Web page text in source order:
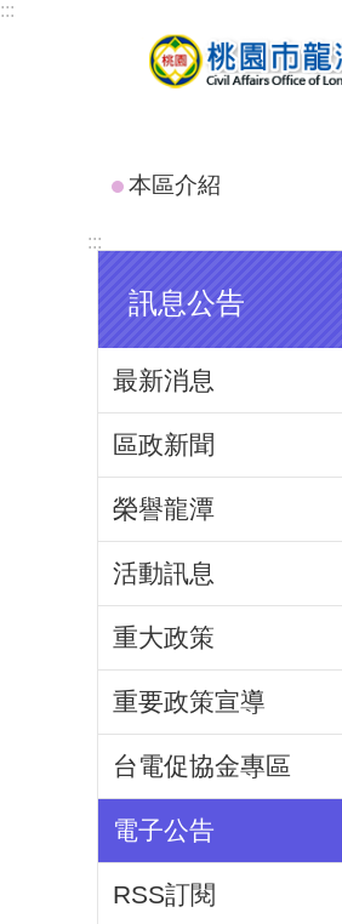
跳到主要內容區塊
:::
本區介紹
:::
訊息公告
最新消息
區政新聞
榮譽龍潭
活動訊息
重大政策
重要政策宣導
台電促協金專區
電子公告
RSS訂閱